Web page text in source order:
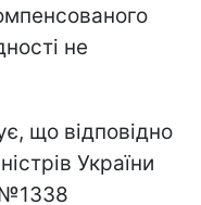
не
що відповідно
України
№1338